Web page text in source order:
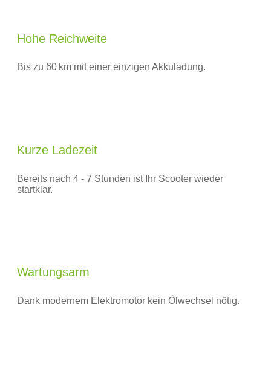
Hohe Reichweite
Bis zu 60 km mit einer einzigen Akkuladung.
Kurze Ladezeit
Bereits nach 4 - 7 Stunden ist Ihr Scooter wieder
startklar.
Wartungsarm
Dank modernem Elektromotor kein Ölwechsel nötig.